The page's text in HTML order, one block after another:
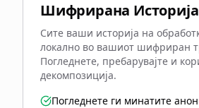
Шифрирана Историја
Сите ваши историја на
локално во вашиот шифриран
Погледнете, пребарувајте и
декомпозиција.
Погледнете ги минатите